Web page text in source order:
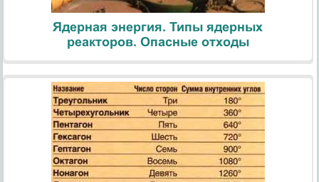
Ядерная энергия. Типы ядерных
реакторов. Опасные отходы